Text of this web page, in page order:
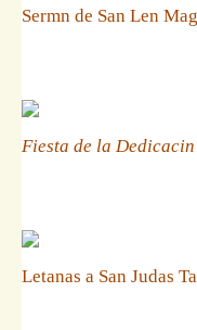
Sermn de San Len
Fiesta de la
Letanas a San Judas